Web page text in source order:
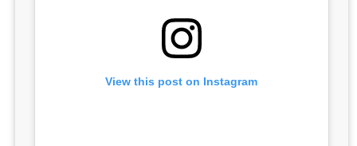
View this post on Instagram